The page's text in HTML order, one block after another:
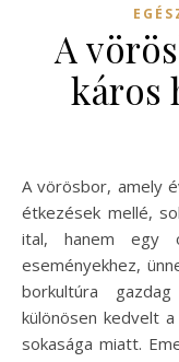
A
káros
A vörösbor, amely évszázadok óta népszerű választás az
étkezések mellé,
ital, hanem egy
eseményekhez,
borkultúra
különösen kedvelt
sokasága miatt.